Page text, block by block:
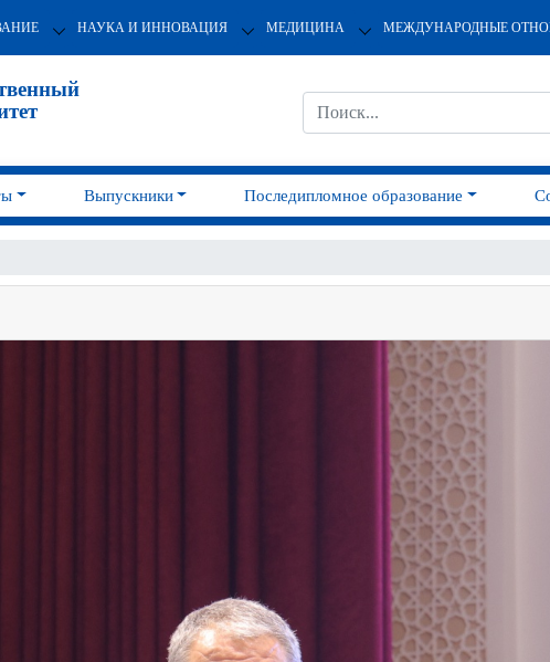
НАУКА И ИННОВАЦИЯ МЕДИЦИНА МЕЖДУНАРОДНЫЕ
Выпускники Последипломное образование